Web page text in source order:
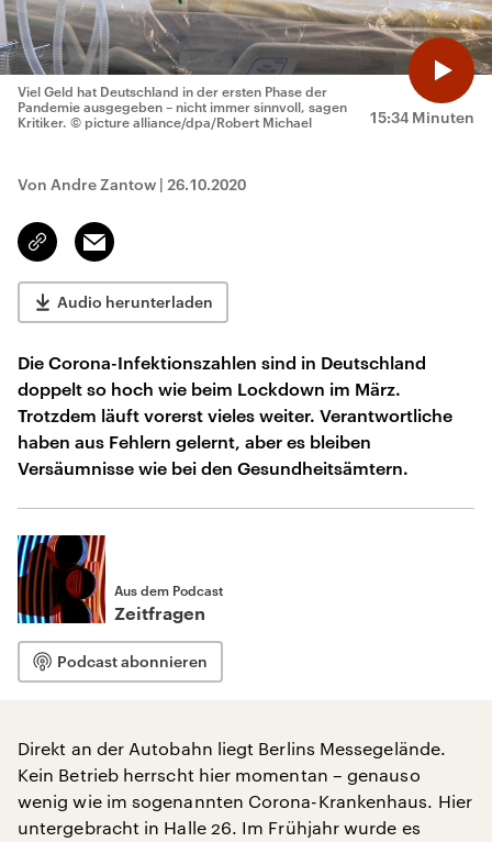
15:34 Minuten
Viel Geld hat Deutschland in der ersten Phase der
Pandemie ausgegeben – nicht immer sinnvoll, sagen
Kritiker. © picture alliance/dpa/Robert Michael
Von Andre Zantow | 26.10.2020
Link
kopieren/teilen
Email
Audio herunterladen
Die Corona-Infektionszahlen sind in Deutschland
doppelt so hoch wie beim Lockdown im März.
Trotzdem läuft vorerst vieles weiter. Verantwortliche
haben aus Fehlern gelernt, aber es bleiben
Versäumnisse wie bei den Gesundheitsämtern.
Aus dem Podcast
Zeitfragen
Podcast abonnieren
Direkt an der Autobahn liegt Berlins Messegelände.
Kein Betrieb herrscht hier momentan – genauso
wenig wie im sogenannten Corona-Krankenhaus. Hier
untergebracht in Halle 26. Im Frühjahr wurde es